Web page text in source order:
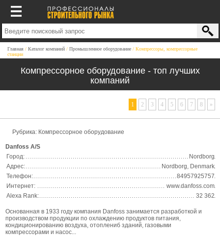
Главная Каталог компаний Промышленное оборудование
Компрессоры, компрессорные
станции
Компрессорное оборудование - топ лучших
компаний
1 2 3 4 5 6 7 8 »
Рубрика: Компрессорное оборудование
Danfoss A/S
Город:
Nordborg
Адрес:
Nordborg, Denmark
Телефон:
84957925757
Интернет:
www.danfoss.com
Alexa Rank:
32 362
Основанная в 1933 году компания Danfoss занимается разработкой и
производством продукции по охлаждению продуктов питания,
кондиционированию воздуха, отоплениб зданий, газовыми
компрессорами и насос...